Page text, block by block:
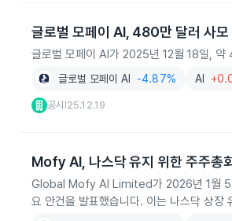
글로벌 모페이 AI, 480만 달러 사모
글로벌 모페이 AI가 2025년 12월 18일, 약
글로벌 모페이 AI -4.87% AI
공시 25.12.19
Mofy AI, 나스닥 유지 위한 주주총
Global Mofy AI Limited가 2026년 1월 5
요 안건을 발표했습니다. 이는 나스닥 상장